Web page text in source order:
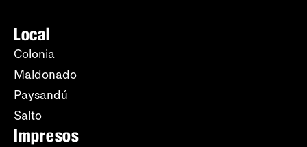
Local
Colonia
Maldonado
Paysandú
Salto
Impresos